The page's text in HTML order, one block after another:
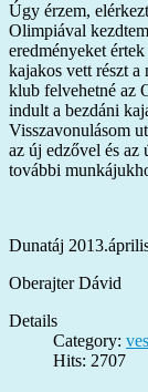
Úgy érzem,
Olimpiával
eredményeket
kajakos vett részt
klub felvehetné az
indult a bezdáni
Visszavonulásom
az új edzővel és
további
Dunatáj
Oberajter Dávid
Details
Category:
Hits: 2707